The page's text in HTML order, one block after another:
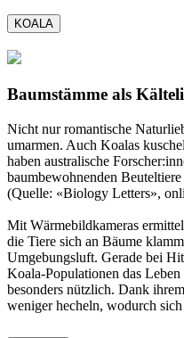
KOALA
Baumstämme als
Nicht nur romantische
umarmen. Auch Koalas
haben australische
baumbewohnenden
(Quelle: «Biology Letters»,
Mit Wärmebildkameras
die Tiere sich an Bäume
Umgebungsluft. Gerade bei
Koala-Populationen das
besonders nützlich. Dank
weniger hecheln, wodurch